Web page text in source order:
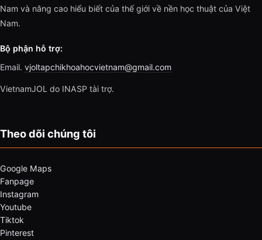
Nam và nâng cao hiểu biết của thế giới về nền học thuật của Việt
Nam.
Bộ phận hỗ trợ:
Email. vjoltapchikhoahocvietnam@gmail.com
VietnamJOL do INASP tài trợ.
Theo dõi chúng tôi
Google Maps
Fanpage
Instagram
Youtube
Tiktok
Pinterest